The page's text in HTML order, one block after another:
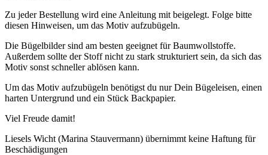
Zu jeder Bestellung wird eine Anleitung mit beigelegt. Folge bitte
diesen Hinweisen, um das Motiv aufzubügeln.
Die Bügelbilder sind am besten geeignet für Baumwollstoffe.
Außerdem sollte der Stoff nicht zu stark strukturiert sein, da sich das
Motiv sonst schneller ablösen kann.
Um das Motiv aufzubügeln benötigst du nur Dein Bügeleisen, einen
harten Untergrund und ein Stück Backpapier.
Viel Freude damit!
Liesels Wicht (Marina Stauvermann) übernimmt keine Haftung für
Beschädigungen